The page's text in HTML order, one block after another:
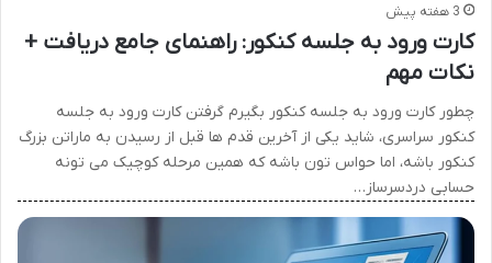
3 هفته پیش
کارت ورود به جلسه کنکور: راهنمای جامع دریافت +
نکات مهم
چطور کارت ورود به جلسه کنکور بگیرم گرفتن کارت ورود به جلسه
کنکور سراسری، شاید یکی از آخرین قدم ها قبل از رسیدن به ماراتن بزرگ
کنکور باشه، اما حواس تون باشه که همین مرحله کوچیک می تونه
حسابی دردسرساز…